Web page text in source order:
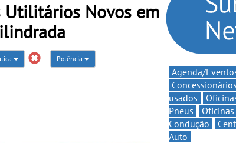
Utilitários Novos em
Potência
Agenda/
usados
Pneus
Condução
Auto